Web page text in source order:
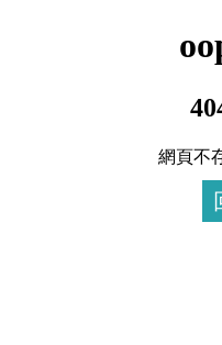
網頁不